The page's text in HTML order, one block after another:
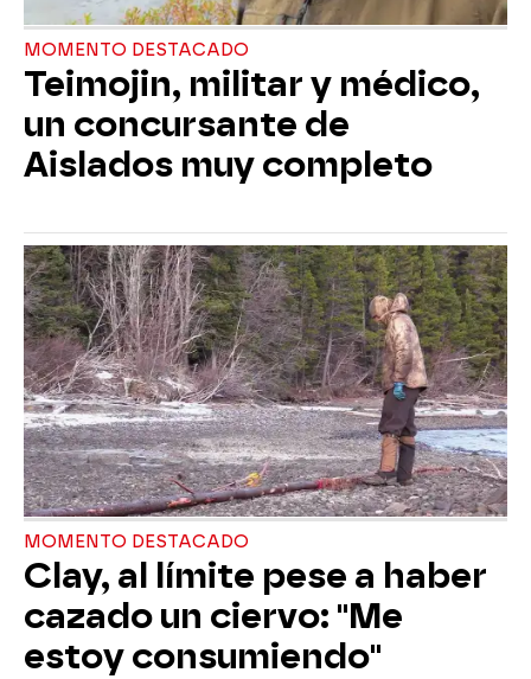
MOMENTO DESTACADO
Teimojin, militar y médico,
un concursante de
Aislados muy completo
MOMENTO DESTACADO
Clay, al límite pese a haber
cazado un ciervo: "Me
estoy consumiendo"